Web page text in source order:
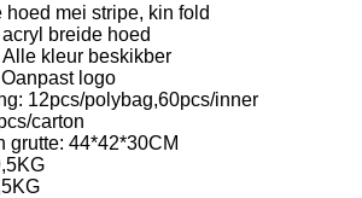
hoed mei stripe, kin fold
breide hoed
kleur beskikber
logo
12pcs/polybag,60pcs/inner
carton
grutte: 44*42*30CM